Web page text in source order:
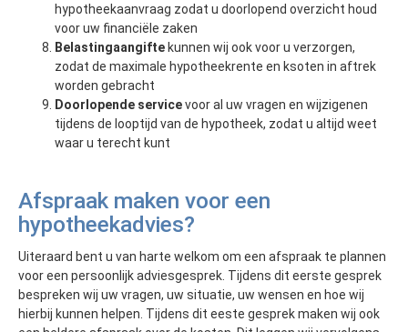
hypotheekaanvraag zodat u doorlopend overzicht houd
voor uw financiële zaken
Belastingaangiftekunnen wij ook voor u verzorgen,
zodat de maximale hypotheekrente en ksoten in aftrek
worden gebracht
Doorlopende servicevoor al uw vragen en wijzigenen
tijdens de looptijd van de hypotheek, zodat u altijd weet
waar u terecht kunt
Afspraak maken voor een
hypotheekadvies?
Uiteraard bent u van harte welkom om een afspraak te plannen
voor een persoonlijk adviesgesprek. Tijdens dit eerste gesprek
bespreken wij uw vragen, uw situatie, uw wensen en hoe wij
hierbij kunnen helpen. Tijdens dit eeste gesprek maken wij ook